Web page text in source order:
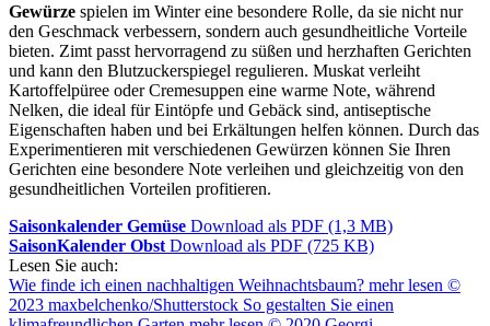
Gewürze spielen im Winter eine besondere Rolle, da sie nicht nur
den Geschmack verbessern, sondern auch gesundheitliche Vorteile
bieten. Zimt passt hervorragend zu süßen und herzhaften Gerichten
und kann den Blutzuckerspiegel regulieren. Muskat verleiht
Kartoffelpüree oder Cremesuppen eine warme Note, während
Nelken, die ideal für Eintöpfe und Gebäck sind, antiseptische
Eigenschaften haben und bei Erkältungen helfen können. Durch das
Experimentieren mit verschiedenen Gewürzen können Sie Ihren
Gerichten eine besondere Note verleihen und gleichzeitig von den
gesundheitlichen Vorteilen profitieren.
Saisonkalender Gemüse Download als PDF (1,3 MB)
SaisonKalender Obst Download als PDF (725 KB)
Lesen Sie auch:
Wie finde ich einen nachhaltigen Weihnachtsbaum? mehr lesen ©
2023 maxbelchenko/Shutterstock So gestalten Sie einen